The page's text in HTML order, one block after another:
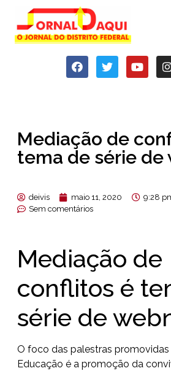
Mediação de
tema de série de
deivis maio 11, 2020
9:28
Sem comentários
Mediação de
conflitos é
série de
O foco das palestras promovidas
Educação é a promoção da